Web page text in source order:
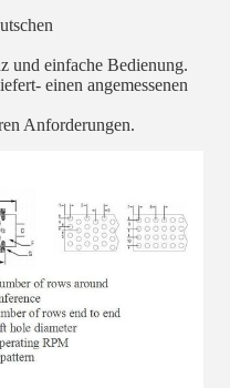
und einfache Bedienung.
- einen angemessenen
Anforderungen.